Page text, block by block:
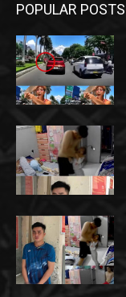
POPULAR POSTS